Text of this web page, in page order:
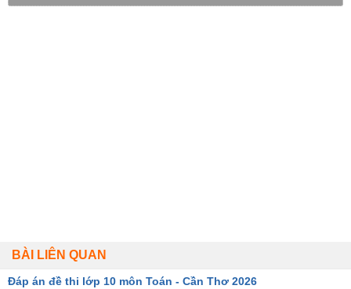
BÀI LIÊN QUAN
Đáp án đề thi lớp 10 môn Toán - Cần Thơ 2026